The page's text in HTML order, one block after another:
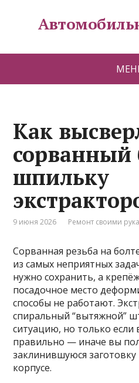
Как
сорванный
шпильку
9 июня 2026 Ремонт своими
Сорванная резьба на
из самых неприятных
нужно сохранить, а
посадочное место
способы не работают.
спиральный “вытяжной”
ситуацию, но только если
правильно — иначе вы
заклинившуюся
корпусе.